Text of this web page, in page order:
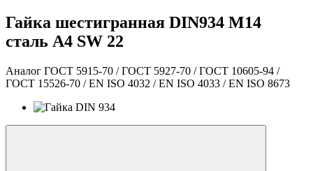
Гайка шестигранная DIN934 М14
сталь A4 SW 22
Аналог ГОСТ 5915-70 / ГОСТ 5927-70 / ГОСТ 10605-94 /
ГОСТ 15526-70 / EN ISO 4032 / EN ISO 4033 / EN ISO 8673